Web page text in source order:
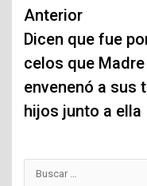
Navegación
de
entradas
Anterior
Dicen que fue
celos que Madre
envenenó a sus
hijos junto a ella
Buscar: